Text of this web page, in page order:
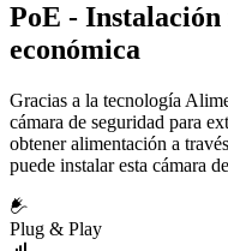
PoE -
económica
Gracias a la tecnología
cámara de seguridad para
obtener alimentación a
puede instalar esta cámara
Plug & Play